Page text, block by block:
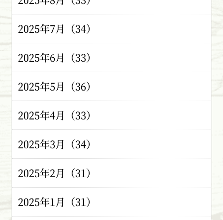
2025年7月（34）
2025年6月（33）
2025年5月（36）
2025年4月（33）
2025年3月（34）
2025年2月（31）
2025年1月（31）